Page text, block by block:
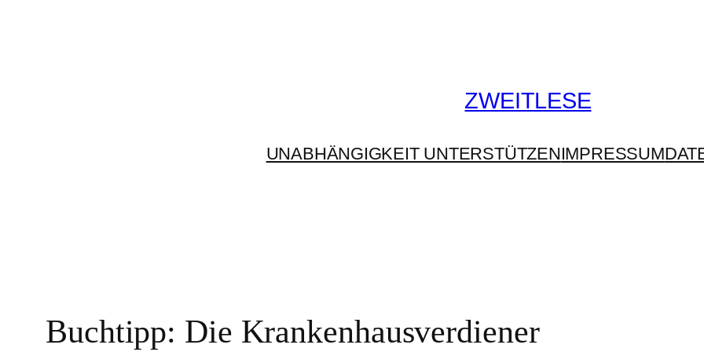
ZWEITLESE
UNABHÄNGIGKEIT UNTERSTÜTZENIMPRESSUM
Buchtipp: Die Krankenhausverdiener